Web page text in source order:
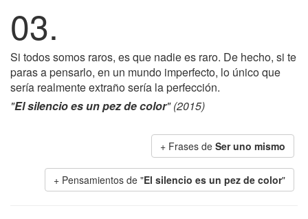
03.
Si todos somos raros, es que nadie es raro. De hecho, si te
paras a pensarlo, en un mundo imperfecto, lo único que
sería realmente extraño sería la perfección.
"El silencio es un pez de color" (2015)
+ Frases de Ser uno mismo
+ Pensamientos de "El silencio es un pez de color"